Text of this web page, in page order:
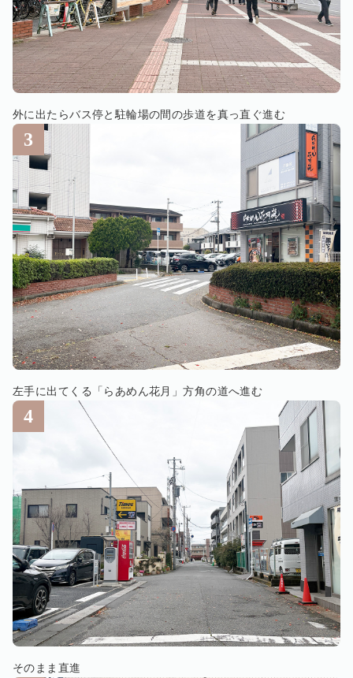
外に出たらバス停と駐輪場の間の歩道を真っ直ぐ進む
左手に出てくる「らあめん花月」方角の道へ進む
そのまま直進